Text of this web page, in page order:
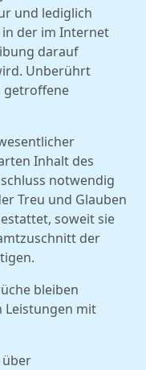
und lediglich
der im Internet
darauf
Unberührt
getroffene
Inhalt des
notwendig
Treu und Glauben
soweit sie
der
bleiben
Leistungen mit
über